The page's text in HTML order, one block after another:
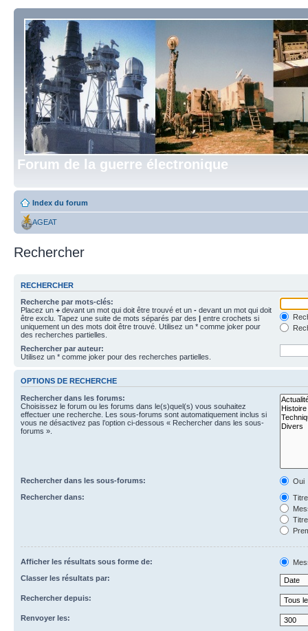
Forum de la guerre électronique
Index du forum
AGEAT
Rechercher
RECHERCHER
Recherche par mots-clés:
Placez un + devant un mot qui doit être trouvé et un - devant un mot qui doit
être exclu. Tapez une suite de mots séparés par des | entre crochets si
uniquement un des mots doit être trouvé. Utilisez un * comme joker pour
des recherches partielles.
Rechercher par auteur:
Utilisez un * comme joker pour des recherches partielles.
OPTIONS DE RECHERCHE
Rechercher dans les forums:
Choisissez le forum ou les forums dans le(s)quel(s) vous souhaitez
effectuer une recherche. Les sous-forums sont automatiquement inclus si
vous ne désactivez pas l’option ci-dessous « Rechercher dans les sous-
forums ».
Rechercher dans les sous-forums:
Oui
Rechercher dans:
Afficher les résultats sous forme de:
Classer les résultats par:
Rechercher depuis:
Renvoyer les: